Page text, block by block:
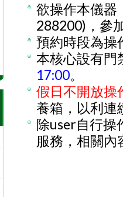
欲操作本儀器
288200)，參
預約時段為操
本核心設有門
17:00。
假日不開放操
養箱，以利連
除user自行操
服務，相關內